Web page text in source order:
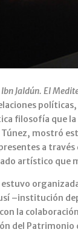
Ibn Jaldún. El
filosofía que
Túnez, mostró
a
artístico que
–institución
la
del Patrimonio